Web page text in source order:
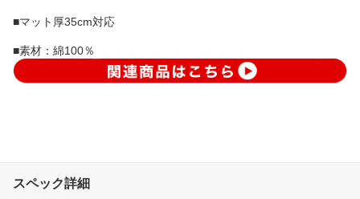
■マット厚35cm対応
■素材：綿100％
スペック詳細